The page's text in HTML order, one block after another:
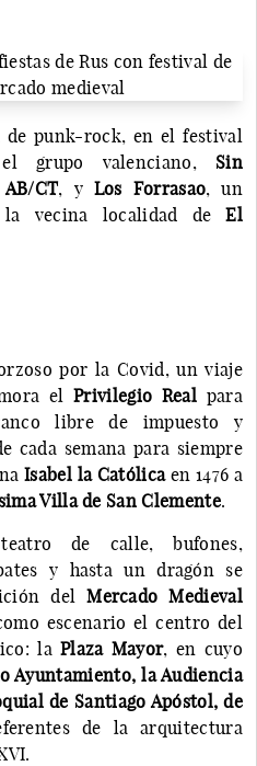
de punk-rock, en el festival
el grupo valenciano, Sin
AB/CT, y Los Forrasao, un
la vecina localidad deEl
por la Covid, un viaje
elPrivilegio Real para
libre de impuesto y
cada semana para siempre
Isabel la Católica en 1476 a
Villa de San Clemente.
de calle, bufones,
y hasta un dragón se
delMercado Medieval
escenario el centro del
laPlaza Mayor, en cuyo
Ayuntamiento, la Audiencia
de Santiago Apóstol, de
de la arquitectura